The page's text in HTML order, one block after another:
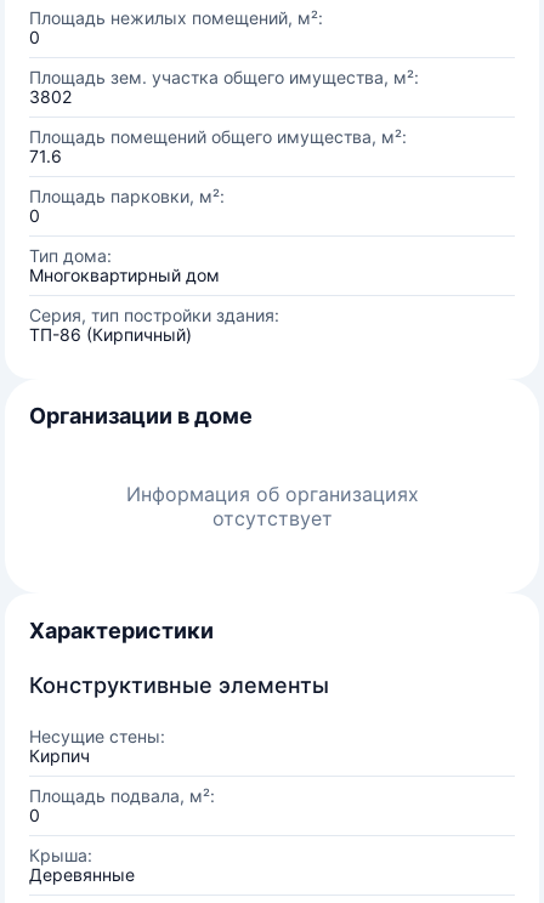
Площадь нежилых помещений, м²:
0
Площадь зем. участка общего имущества, м²:
3802
Площадь помещений общего имущества, м²:
71.6
Площадь парковки, м²:
0
Тип дома:
Многоквартирный дом
Серия, тип постройки здания:
ТП-86 (Кирпичный)
Организации в доме
Информация об организациях
отсутствует
Характеристики
Конструктивные элементы
Несущие стены:
Кирпич
Площадь подвала, м²:
0
Крыша:
Деревянные